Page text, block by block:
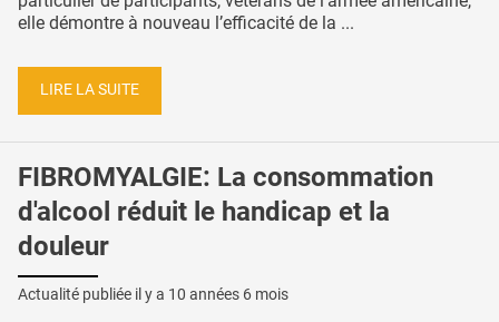
elle démontre à nouveau l’efficacité de la ...
LIRE LA SUITE
FIBROMYALGIE: La consommation
d'alcool réduit le handicap et la
douleur
Actualité publiée il y a 10 années 6 mois